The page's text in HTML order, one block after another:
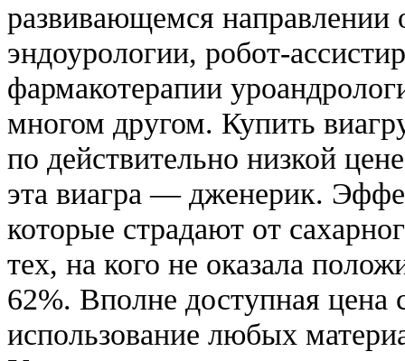
развивающемся
эндоурологии, робот-
фармакотерапии
многом другом. Купить
по действительно низкой
эта виагра — дженерик.
которые страдают от
тех, на кого не оказала
62%. Вполне доступная цена
использование любых